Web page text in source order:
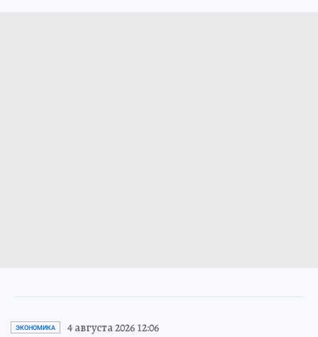
ЭКОНОМИКА 4 августа 2026 12:06